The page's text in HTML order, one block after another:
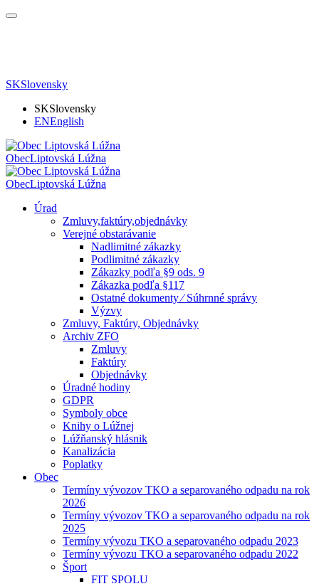
SKSlovensky
SKSlovensky
ENEnglish
ObecLiptovská Lúžna
ObecLiptovská Lúžna
Úrad
Zmluvy,faktúry,objednávky
Verejné obstarávanie
Nadlimitné zákazky
Podlimitné zákazky
Zákazky podľa §9 ods. 9
Zákazka podľa §117
Ostatné dokumenty ⁄ Súhrnné správy
Výzvy
Zmluvy, Faktúry, Objednávky
Archiv ZFO
Zmluvy
Faktúry
Objednávky
Úradné hodiny
GDPR
Symboly obce
Knihy o Lúžnej
Lúžňanský hlásnik
Kanalizácia
Poplatky
Obec
Termíny vývozov TKO a separovaného odpadu na rok
2026
Termíny vývozov TKO a separovaného odpadu na rok
2025
Termíny vývozu TKO a separovaného odpadu 2023
Termíny vývozu TKO a separovaného odpadu 2022
Šport
FIT SPOLU